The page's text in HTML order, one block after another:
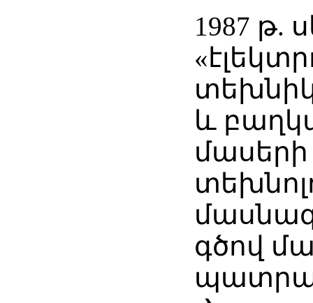
1987 թ.
և
գծով